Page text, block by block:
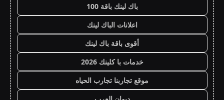
باك لينك باقة 100
اعلانات الباك لينك
أقوى باقة باك لينك
خدمات با كلينك 2026
موقع تجاربنا تجارب الحياه